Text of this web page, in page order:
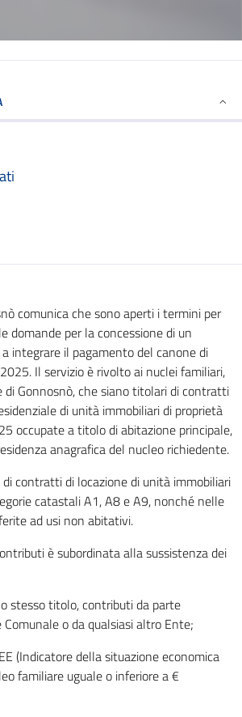
comunica che sono aperti i termini per
domande per la concessione di un
integrare il pagamento del canone di
Il servizio è rivolto ai nuclei familiari,
di Gonnosnò, che siano titolari di contratti
di unità immobiliari di proprietà
occupate a titolo di abitazione principale,
anagrafica del nucleo richiedente.
contratti di locazione di unità immobiliari
catastali A1, A8 e A9, nonché nelle
ad usi non abitativi.
è subordinata alla sussistenza dei
stesso titolo, contributi da parte
Comunale o da qualsiasi altro Ente;
(Indicatore della situazione economica
familiare uguale o inferiore a €